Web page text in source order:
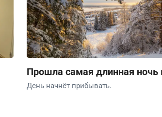
Прошла самая длинная ночь
День начнёт прибывать.